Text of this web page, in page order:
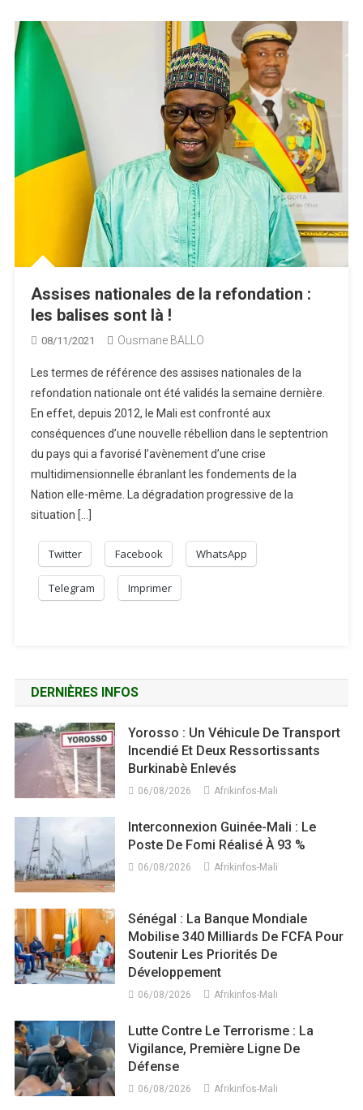
Assises nationales de la refondation :
les balises sont là !
08/11/2021 Ousmane BALLO
Les termes de référence des assises nationales de la
refondation nationale ont été validés la semaine dernière.
En effet, depuis 2012, le Mali est confronté aux
conséquences d’une nouvelle rébellion dans le septentrion
du pays qui a favorisé l’avènement d’une crise
multidimensionnelle ébranlant les fondements de la
Nation elle-même. La dégradation progressive de la
situation […]
Twitter Facebook WhatsApp
Telegram Imprimer
DERNIÈRES INFOS
Yorosso : Un Véhicule De Transport
Incendié Et Deux Ressortissants
Burkinabè Enlevés
06/08/2026 Afrikinfos-Mali
Interconnexion Guinée-Mali : Le
Poste De Fomi Réalisé À 93 %
06/08/2026 Afrikinfos-Mali
Sénégal : La Banque Mondiale
Mobilise 340 Milliards De FCFA Pour
Soutenir Les Priorités De
Développement
06/08/2026 Afrikinfos-Mali
Lutte Contre Le Terrorisme : La
Vigilance, Première Ligne De
Défense
06/08/2026 Afrikinfos-Mali